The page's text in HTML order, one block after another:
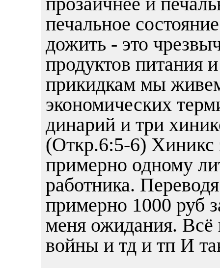
печальное
дожить - это
продуктов питания
прикидкам мы
экономических
динарий и три
(Откр.6:5-6) Хиникс
примерно одному
работника.
примерно 1000 руб
меня ожидания.
войны и тд и тп И